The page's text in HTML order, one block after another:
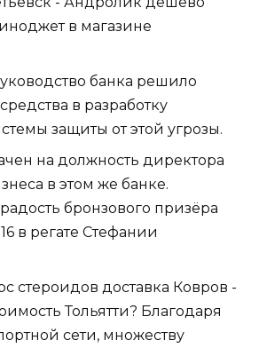
в магазине
банка решило
в разработку
защиты от этой угрозы.
на должность директора
в этом же банке.
бронзового призёра
в регате Стефании
стероидов доставка Ковров -
Тольятти? Благодаря
сети, множеству